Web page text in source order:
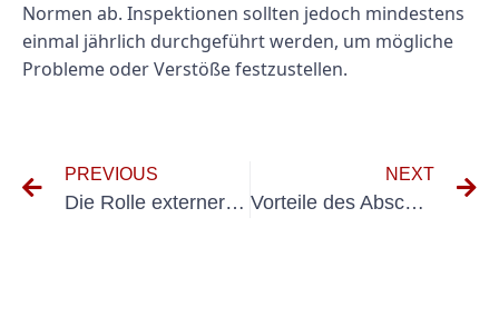
Normen ab. Inspektionen sollten jedoch mindestens
einmal jährlich durchgeführt werden, um mögliche
Probleme oder Verstöße festzustellen.
PREVIOUS
Die Rolle externer VEFK in Investmentfonds: Verantwortlichkeiten und Best Practices
NEXT
Vorteile des Abschlusses einer Prüfprotokoll Elektrische Anlagen Erstprüfung für Sicherheit und Compliance